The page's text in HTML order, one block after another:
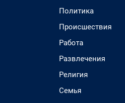
Политика
Происшествия
Работа
Развлечения
Религия
Семья